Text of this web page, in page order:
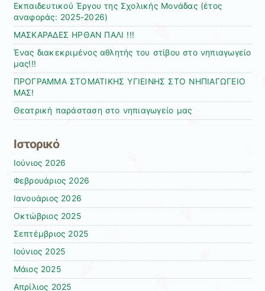
Εκπαιδευτικού Έργου της Σχολικής Μονάδας (έτος
αναφοράς: 2025-2026)
ΜΑΣΚΑΡΑΔΕΣ ΗΡΘΑΝ ΠΑΛΙ !!!
Ένας διακεκριμένος αθλητής του στίβου στο νηπιαγωγείο
μας!!!
ΠΡΟΓΡΑΜΜΑ ΣΤΟΜΑΤΙΚΗΣ ΥΓΙΕΙΝΗΣ ΣΤΟ ΝΗΠΙΑΓΩΓΕΙΟ
ΜΑΣ!
Θεατρική παράσταση στο νηπιαγωγείο μας
Ιστορικό
Ιούνιος 2026
Φεβρουάριος 2026
Ιανουάριος 2026
Οκτώβριος 2025
Σεπτέμβριος 2025
Ιούνιος 2025
Μάιος 2025
Απρίλιος 2025